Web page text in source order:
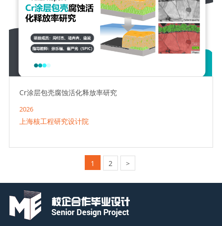
Cr涂层包壳腐蚀活化释放率研究
2026
上海核工程研究设计院
1 2 >